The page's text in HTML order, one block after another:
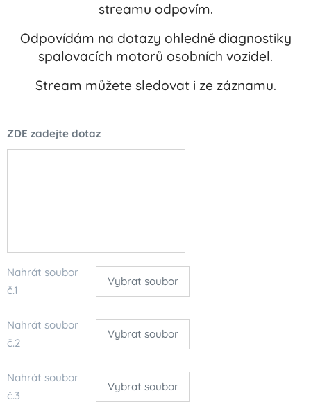
streamu odpovím.
Odpovídám na dotazy ohledně diagnostiky
spalovacích motorů osobních vozidel.
Stream můžete sledovat i ze záznamu.
ZDE zadejte dotaz
Nahrát soubor
č.1
Vybrat soubor
Nahrát soubor
č.2
Vybrat soubor
Nahrát soubor
č.3
Vybrat soubor